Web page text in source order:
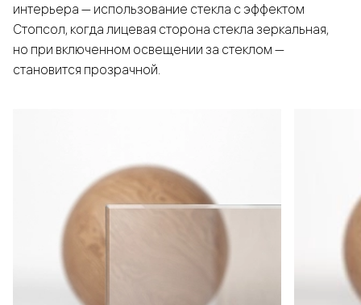
интерьера — использование стекла с эффектом
Стопсол, когда лицевая сторона стекла зеркальная,
но при включенном освещении за стеклом —
становится прозрачной.